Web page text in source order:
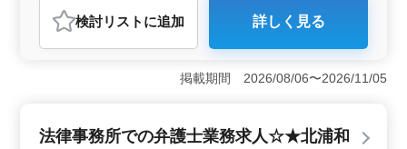
おすすめポイント
＜地元での働きやすさと安定した雇用＞ 埼玉県さいた
ま市大宮区での勤務で、地元の生活環境を活かして働け
る点が魅力です。大宮駅からのアクセスも良く通勤もス
め、安定した雇用と仕事との両立が可能です。 ＜60
検討リスト に追加 詳しく見る
掲載期間 2026/08/06〜2026/11/05
法律事務所での弁護士業務求人☆★北浦和